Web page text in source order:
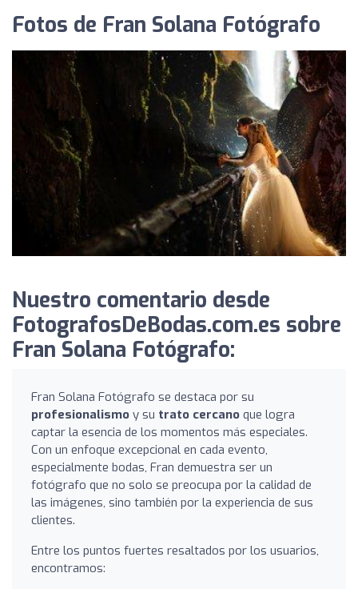
Fotos de Fran Solana Fotógrafo
Nuestro comentario desde
FotografosDeBodas.com.es sobre
Fran Solana Fotógrafo:
Fran Solana Fotógrafo se destaca por su
profesionalismo y su trato cercano que logra
captar la esencia de los momentos más especiales.
Con un enfoque excepcional en cada evento,
especialmente bodas, Fran demuestra ser un
fotógrafo que no solo se preocupa por la calidad de
las imágenes, sino también por la experiencia de sus
clientes.
Entre los puntos fuertes resaltados por los usuarios,
encontramos: